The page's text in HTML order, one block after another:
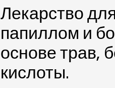
Лекарство
папиллом и
основе трав,
кислоты.